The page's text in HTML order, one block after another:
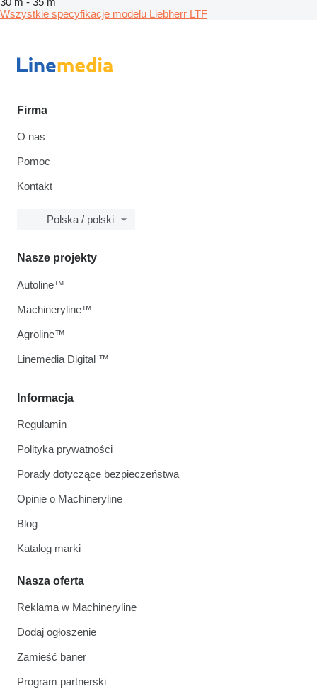
Wszystkie specyfikacje modelu Liebherr LTF
Firma
O nas
Pomoc
Kontakt
Polska / polski
Informacja
Regulamin
Polityka prywatności
Porady dotyczące bezpieczeństwa
Opinie o Machineryline
Blog
Katalog marki
Nasza oferta
Reklama w Machineryline
Dodaj ogłoszenie
Zamieść baner
Program partnerski
Nasze projekty
Autoline™
Machineryline™
Agroline™
Linemedia Digital ™